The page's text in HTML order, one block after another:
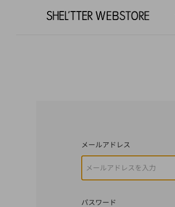
メールアドレス
パスワード